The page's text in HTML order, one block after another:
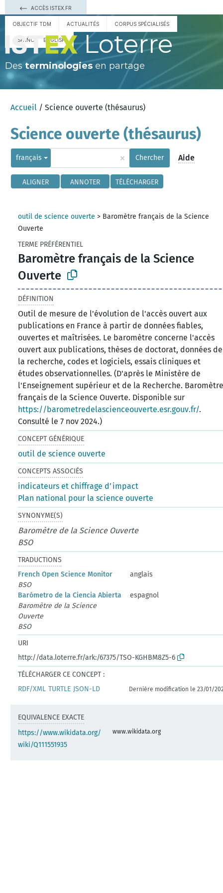
ACCÈS ISTEX.FR
OBJECTIF TDM ACTUALITÉS CORPUS SPÉCIALISÉS
ESPAÑOL ENGLISH Loterre
Des terminologies en partage
Accueil / Science ouverte (thésaurus)
Science ouverte (thésaurus)
français × Chercher Aide
ALIGNER ANNOTER TÉLÉCHARGER
outil de science ouverte > Baromètre français de la Science
Ouverte
TERME PRÉFÉRENTIEL
Baromètre français de la Science
Ouverte
DÉFINITION
Outil de mesure de l'évolution de l'accès ouvert aux
publications en France à partir de données fiables,
ouvertes et maîtrisées. Le baromètre concerne l'accès
ouvert aux publications, thèses de doctorat, données de
la recherche, codes et logiciels, essais cliniques et
études observationnelles. (D'après le Ministère de
l'Enseignement supérieur et de la Recherche.
français de la Science Ouverte. Disponible sur
https://barometredelascienceouverte.esr.gouv.fr/.
Consulté le 7 nov 2024.)
CONCEPT GÉNÉRIQUE
outil de science ouverte
CONCEPTS ASSOCIÉS
indicateurs et chiffrage d’impact
Plan national pour la science ouverte
SYNONYME(S)
Baromètre de la Science Ouverte
BSO
TRADUCTIONS
French Open Science Monitor
anglais
BSO
Barómetro de la Ciencia Abierta
espagnol
Baromètre de la Science
Ouverte
BSO
URI
http://data.loterre.fr/ark:/67375/TSO-KGHBM8Z5-6
TÉLÉCHARGER CE CONCEPT :
RDF/XML TURTLE JSON-LD Dernière modification le 23/01/
EQUIVALENCE EXACTE
https://www.wikidata.org/
wiki/Q111551935
www.wikidata.org